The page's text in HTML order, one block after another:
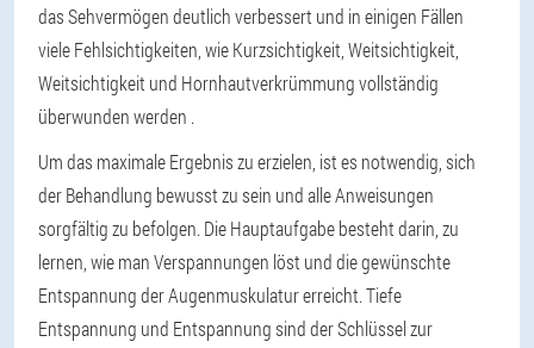
das Sehvermögen deutlich verbessert und in einigen Fällen
viele Fehlsichtigkeiten, wie Kurzsichtigkeit, Weitsichtigkeit,
Weitsichtigkeit und Hornhautverkrümmung vollständig
überwunden werden .
Um das maximale Ergebnis zu erzielen, ist es notwendig, sich
der Behandlung bewusst zu sein und alle Anweisungen
sorgfältig zu befolgen. Die Hauptaufgabe besteht darin, zu
lernen, wie man Verspannungen löst und die gewünschte
Entspannung der Augenmuskulatur erreicht. Tiefe
Entspannung und Entspannung sind der Schlüssel zur